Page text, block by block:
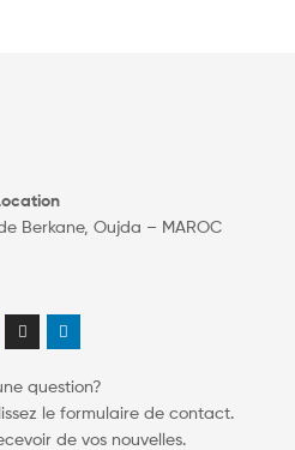
Berkane, Oujda – MAROC
question?
le formulaire de contact.
de vos nouvelles.